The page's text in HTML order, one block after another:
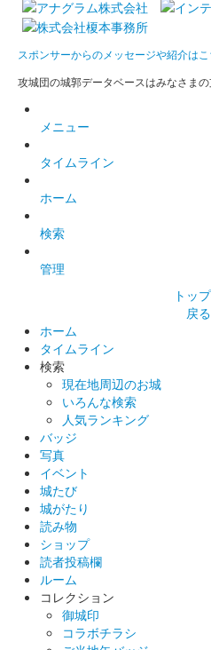
箕輪城 登城記念証
販売終了
箕輪城 登城記念証
武田家の箕輪城城代を務めた武田
を記念した限定版。
箕輪城 登城記念証
武田家の箕輪城城代を務めた武田
箕輪城 登城記念証
武田家の箕輪城城代を務めた武田
を記念した限定版。
箕輪城 登城記念証
武田家の箕輪城城代を務めた武田
を記念した限定版。
箕輪城 登城記念証
スポンサーからのメッセージや紹介はこ
攻城団の城郭データベースはみなさま
メニュー
タイムライン
ホーム
検索
管理
トッ
戻る
ホーム
タイムライン
検索
現在地周辺のお城
いろんな検索
人気ランキング
バッジ
写真
イベント
城たび
城がたり
読み物
ショップ
読者投稿欄
ルーム
コレクション
御城印
コラボチラシ